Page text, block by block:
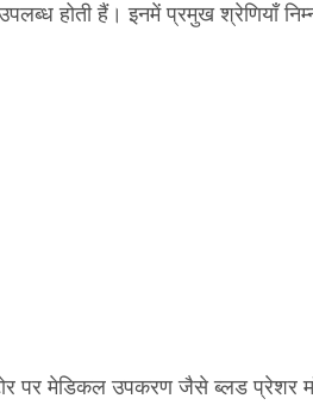
होती हैं। इनमें प्रमुख श्रेणियाँ
पर मेडिकल उपकरण जैसे ब्लड प्रेशर